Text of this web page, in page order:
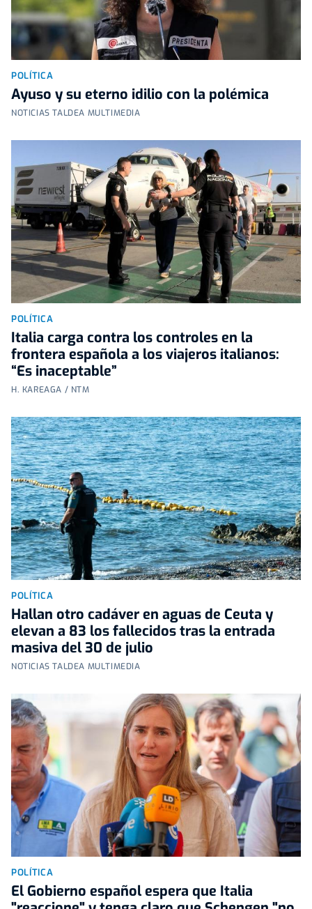
POLÍTICA
Ayuso y su eterno idilio con la polémica
NOTICIAS TALDEA MULTIMEDIA
POLÍTICA
Italia carga contra los controles en la
frontera española a los viajeros italianos:
“Es inaceptable”
H. KAREAGA / NTM
POLÍTICA
Hallan otro cadáver en aguas de Ceuta y
elevan a 83 los fallecidos tras la entrada
masiva del 30 de julio
NOTICIAS TALDEA MULTIMEDIA
POLÍTICA
El Gobierno español espera que Italia